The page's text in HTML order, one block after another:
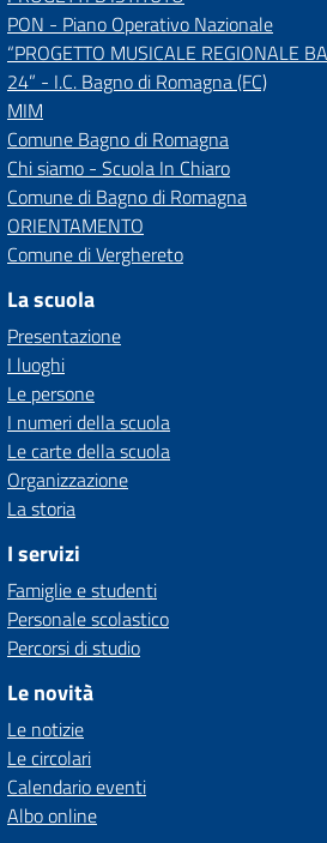
PON - Piano Operativo Nazionale
“PROGETTO MUSICALE REGIONALE
24” - I.C. Bagno di Romagna (FC)
MIM
Comune Bagno di Romagna
Chi siamo - Scuola In Chiaro
Comune di Bagno di Romagna
ORIENTAMENTO
Comune di Verghereto
La scuola
Presentazione
I luoghi
Le persone
I numeri della scuola
Le carte della scuola
Organizzazione
La storia
I servizi
Famiglie e studenti
Personale scolastico
Percorsi di studio
Le novità
Le notizie
Le circolari
Calendario eventi
Albo online